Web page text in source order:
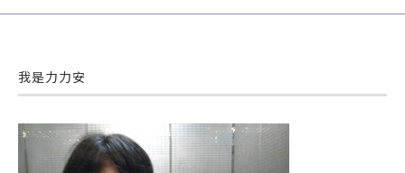
我是力力安